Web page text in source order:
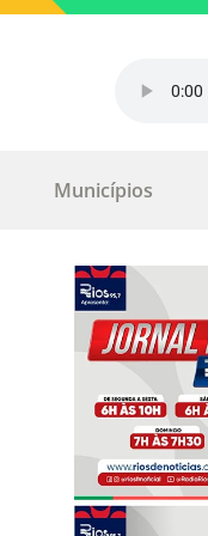
Municípios